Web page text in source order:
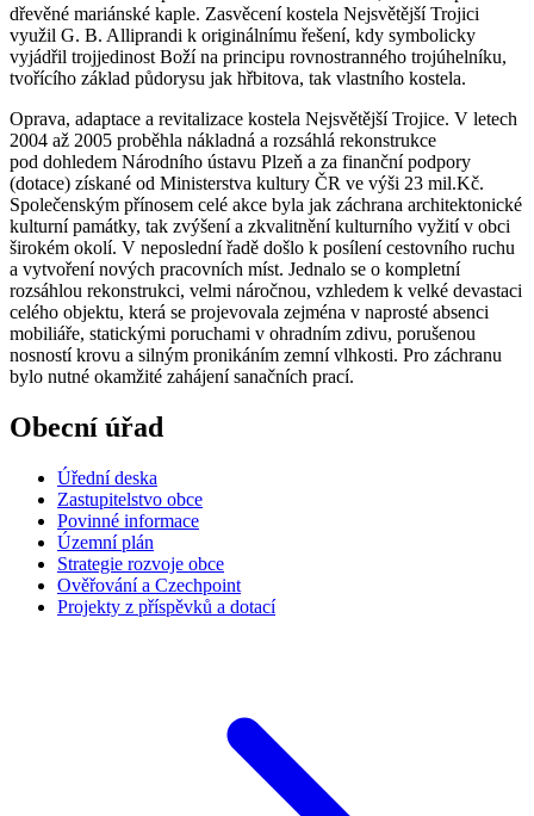
dřevěné mariánské kaple. Zasvěcení kostela Nejsvětější Trojici
využil G. B. Alliprandi k originálnímu řešení, kdy symbolicky
vyjádřil trojjedinost Boží na principu rovnostranného trojúhelníku,
tvořícího základ půdorysu jak hřbitova, tak vlastního kostela.
Oprava, adaptace a revitalizace kostela Nejsvětější Trojice. V letech
2004 až 2005 proběhla nákladná a rozsáhlá rekonstrukce
pod dohledem Národního ústavu Plzeň a za finanční podpory
(dotace) získané od Ministerstva kultury ČR ve výši 23 mil.Kč.
Společenským přínosem celé akce byla jak záchrana architektonické
kulturní památky, tak zvýšení a zkvalitnění kulturního vyžití v obci
širokém okolí. V neposlední řadě došlo k posílení cestovního ruchu
a vytvoření nových pracovních míst. Jednalo se o kompletní
rozsáhlou rekonstrukci, velmi náročnou, vzhledem k velké devastaci
celého objektu, která se projevovala zejména v naprosté absenci
mobiliáře, statickými poruchami v ohradním zdivu, porušenou
nosností krovu a silným pronikáním zemní vlhkosti. Pro záchranu
bylo nutné okamžité zahájení sanačních prací.
Obecní úřad
Úřední deska
Zastupitelstvo obce
Povinné informace
Územní plán
Strategie rozvoje obce
Ověřování a Czechpoint
Projekty z příspěvků a dotací